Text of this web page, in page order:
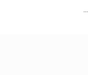
…